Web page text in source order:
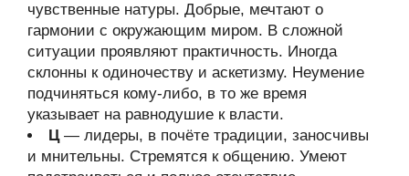
чувственные натуры. Добрые, мечтают о
гармонии с окружающим миром. В сложной
ситуации проявляют практичность. Иногда
склонны к одиночеству и аскетизму. Неумение
подчиняться кому-либо, в то же время
указывает на равнодушие к власти.
Ц— лидеры, в почёте традиции, заносчивы
и мнительны. Стремятся к общению. Умеют